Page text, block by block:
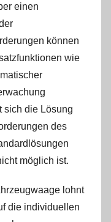
einen
können
wie
sich die Lösung
des
möglich ist.
lohnt
die individuellen